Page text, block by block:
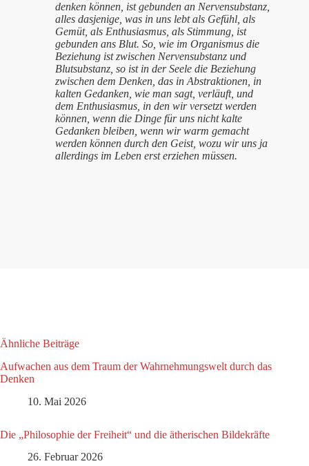
denken können, ist gebunden an Nervensubstanz,
alles dasjenige, was in uns lebt als Gefühl, als
Gemüt, als Enthusiasmus, als Stimmung, ist
gebunden ans Blut. So, wie im Organismus die
Beziehung ist zwischen Nervensubstanz und
Blutsubstanz, so ist in der Seele die Beziehung
zwischen dem Denken, das in Abstraktionen, in
kalten Gedanken, wie man sagt, verläuft, und
dem Enthusiasmus, in den wir versetzt werden
können, wenn die Dinge für uns nicht kalte
Gedanken bleiben, wenn wir warm gemacht
werden können durch den Geist, wozu wir uns ja
allerdings im Leben erst erziehen müssen.
Ähnliche Beiträge
Aufwachen aus dem Traum der Wahrnehmungswelt durch das
Denken
10. Mai 2026
Die „Philosophie der Freiheit“ und die ätherischen Bildekräfte
26. Februar 2026